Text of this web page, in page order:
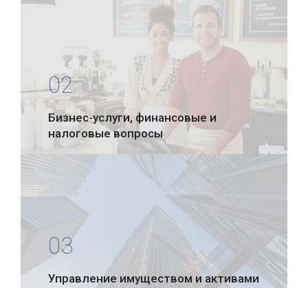
02
Бизнес-услуги, финансовые и
налоговые вопросы
03
Управление имуществом и активами